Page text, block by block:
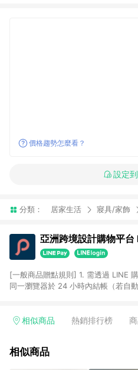
價格趨勢怎麼看？
設定
分類： 居家生活 寢具/家飾
亞洲跨境設計購物平
[一般商品贈點規則] 1. 需透過 LINE
同一瀏覽器於 24 小時內結帳（若自
回饋訂單不得享有 Pinkoi 站方優惠，
行為，不具贈點資格，部分退款不在
相似商品 熱銷排行榜
相似商品